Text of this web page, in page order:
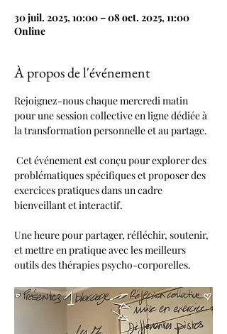
30 juil. 2025, 10:00 – 08 oct. 2025, 11:00
Online
À propos de l'événement
Rejoignez-nous chaque mercredi matin
pour une session collective en ligne dédiée à
la transformation personnelle et au partage.
problématiques spécifiques et proposer des
exercices pratiques dans un cadre
bienveillant et interactif.
Une heure pour partager, réfléchir, soutenir,
et mettre en pratique avec les meilleurs
outils des thérapies psycho-corporelles.